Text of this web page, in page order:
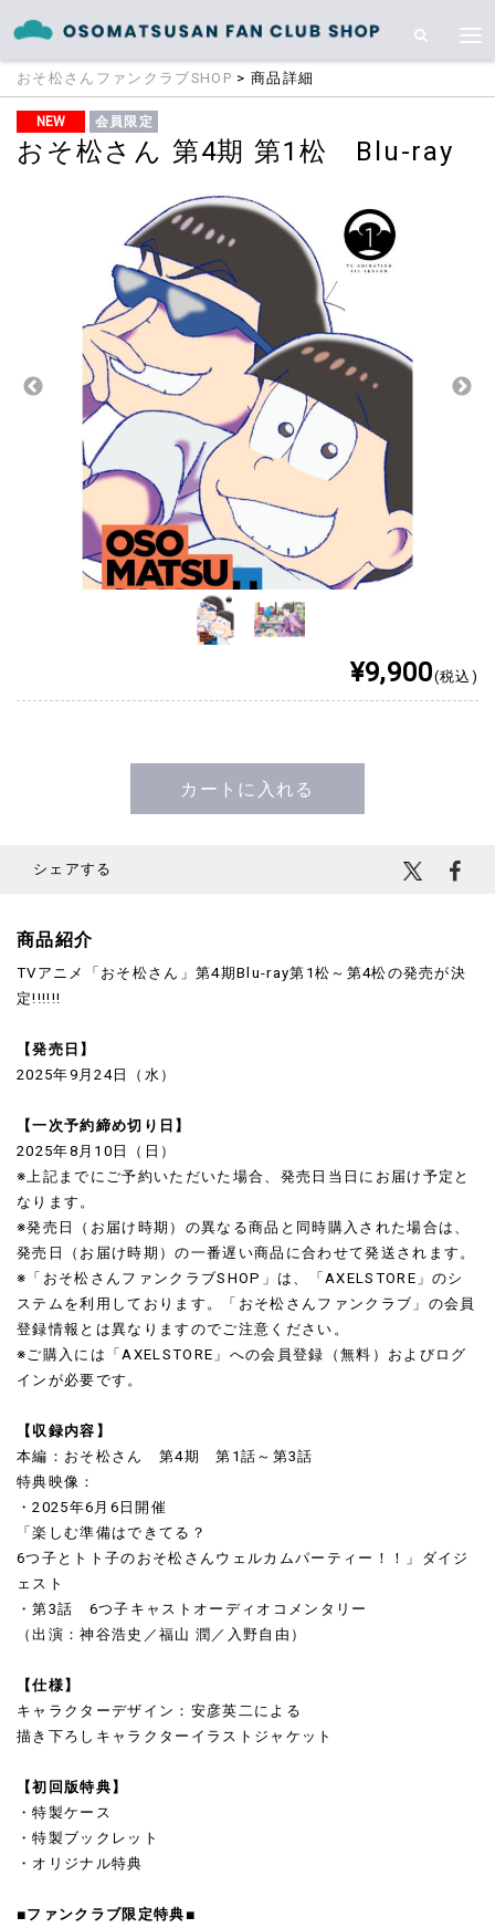
おそ松さんファンクラブSHOP > 商品詳細
NEW 会員限定
おそ松さん 第4期 第1松 Blu-ray
¥9,900(税込)
カートに入れる
シェアする
商品紹介
TVアニメ「おそ松さん」第4期Blu-ray第1松～第4松の発売が決
定!!!!!!
【発売日】
2025年9月24日（水）
【一次予約締め切り日】
2025年8月10日（日）
※上記までにご予約いただいた場合、発売日当日にお届け予定と
なります。
※発売日（お届け時期）の異なる商品と同時購入された場合は、
発売日（お届け時期）の一番遅い商品に合わせて発送されます。
※「おそ松さんファンクラブSHOP」は、「AXELSTORE」のシ
ステムを利用しております。「おそ松さんファンクラブ」の会員
登録情報とは異なりますのでご注意ください。
※ご購入には「AXELSTORE」への会員登録（無料）およびログ
インが必要です。
【収録内容】
本編：おそ松さん 第4期 第1話～第3話
特典映像：
・2025年6月6日開催
「楽しむ準備はできてる？
6つ子とトト子のおそ松さんウェルカムパーティー！！」ダイジ
ェスト
・第3話 6つ子キャストオーディオコメンタリー
（出演：神谷浩史／福山 潤／入野自由）
【仕様】
キャラクターデザイン：安彦英二による
描き下ろしキャラクターイラストジャケット
【初回版特典】
・特製ケース
・特製ブックレット
・オリジナル特典
■ファンクラブ限定特典■